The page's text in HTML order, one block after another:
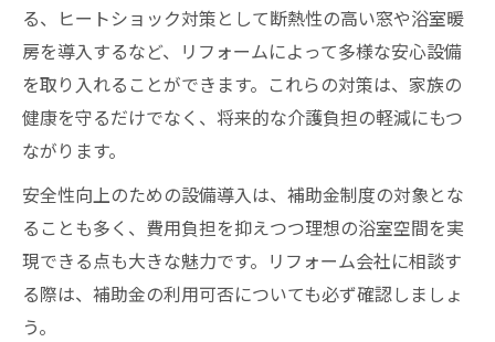
る、ヒートショック対策として断熱性の高い窓や浴室暖
房を導入するなど、リフォームによって多様な安心設備
を取り入れることができます。これらの対策は、家族の
健康を守るだけでなく、将来的な介護負担の軽減にもつ
ながります。
安全性向上のための設備導入は、補助金制度の対象とな
ることも多く、費用負担を抑えつつ理想の浴室空間を実
現できる点も大きな魅力です。リフォーム会社に相談す
る際は、補助金の利用可否についても必ず確認しましょ
う。